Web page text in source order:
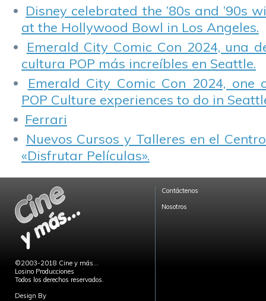
Disney celebrated the ’80s and ’90s
at the Hollywood Bowl in Los Angeles.
Emerald City Comic Con 2024, una
cultura POP más increíbles en Seattle.
Emerald City Comic Con 2024,
POP Culture experiences to do in
Ferrari
Nuevos Cursos y Talleres en el
«Disfrutar Películas».
©2003-2018 Cine y más...
Losino Producciones
Todos los derechos reservados.
Design By
Contáctenos
Nosotros